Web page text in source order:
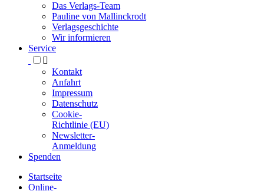
Das Verlags-Team
Pauline von Mallinckrodt
Verlagsgeschichte
Wir informieren
Service

Kontakt
Anfahrt
Impressum
Datenschutz
Cookie-
Richtlinie (EU)
Newsletter-
Anmeldung
Spenden
Startseite
Online-